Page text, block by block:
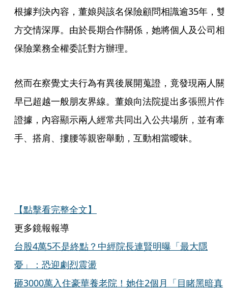
根據判決內容，董娘與該名保險顧問相識逾35年，雙
方交情深厚。由於長期合作關係，她將個人及公司相
保險業務全權委託對方辦理。
然而在察覺丈夫行為有異後展開蒐證，竟發現兩人關
早已超越一般朋友界線。董娘向法院提出多張照片作
證據，內容顯示兩人經常共同出入公共場所，並有牽
手、搭肩、摟腰等親密舉動，互動相當曖昧。
【點擊看完整全文】
更多鏡報報導
台股4萬5不是終點？中經院長連賢明曝「最大隱
憂」：恐迎劇烈震盪
砸3000萬入住豪華養老院！她住2個月「目睹黑暗真